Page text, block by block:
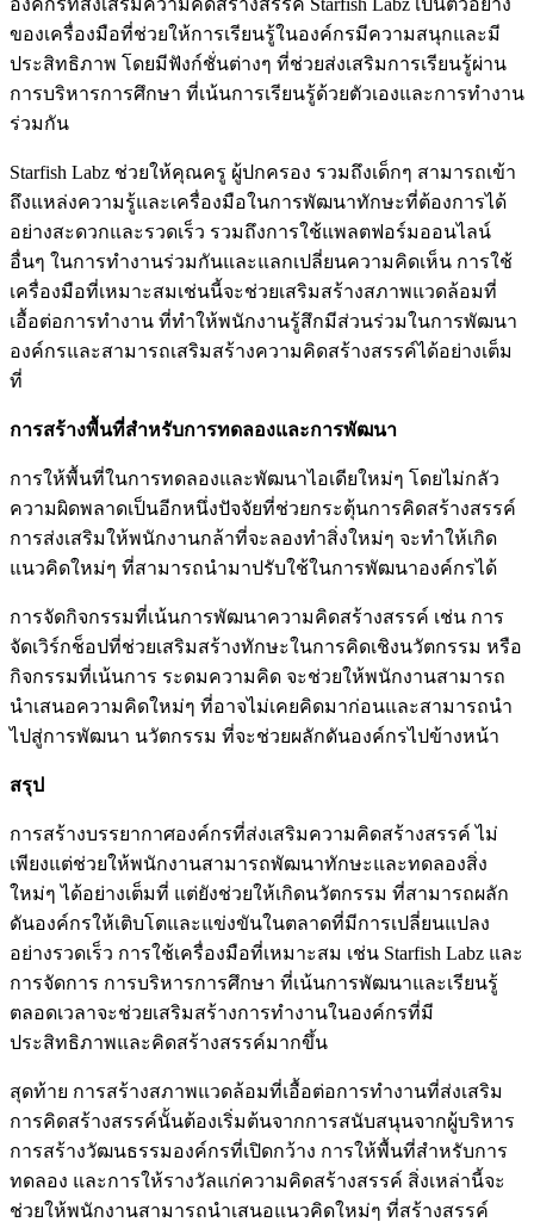
ของเครื่องมือที่ช่วยให้การเรียนรู้ในองค์กรมีความสนุกและมี
ประสิทธิภาพ โดยมีฟังก์ชั่นต่างๆ ที่ช่วยส่งเสริมการเรียนรู้ผ่าน
การบริหารการศึกษา ที่เน้นการเรียนรู้ด้วยตัวเองและการทำงาน
ร่วมกัน
Starfish Labz ช่วยให้คุณครู ผู้ปกครอง รวมถึงเด็กๆ สามารถเข้า
ถึงแหล่งความรู้และเครื่องมือในการพัฒนาทักษะที่ต้องการได้
อย่างสะดวกและรวดเร็ว รวมถึงการใช้แพลตฟอร์มออนไลน์
อื่นๆ ในการทำงานร่วมกันและแลกเปลี่ยนความคิดเห็น การใช้
เครื่องมือที่เหมาะสมเช่นนี้จะช่วยเสริมสร้างสภาพแวดล้อมที่
เอื้อต่อการทำงาน ที่ทำให้พนักงานรู้สึกมีส่วนร่วมในการพัฒนา
องค์กรและสามารถเสริมสร้างความคิดสร้างสรรค์ได้อย่างเต็ม
ที่
การสร้างพื้นที่สำหรับการทดลองและการพัฒนา
การให้พื้นที่ในการทดลองและพัฒนาไอเดียใหม่ๆ โดยไม่กลัว
ความผิดพลาดเป็นอีกหนึ่งปัจจัยที่ช่วยกระตุ้นการคิดสร้างสรรค์
การส่งเสริมให้พนักงานกล้าที่จะลองทำสิ่งใหม่ๆ จะทำให้เกิด
แนวคิดใหม่ๆ ที่สามารถนำมาปรับใช้ในการพัฒนาองค์กรได้
การจัดกิจกรรมที่เน้นการพัฒนาความคิดสร้างสรรค์ เช่น การ
จัดเวิร์กช็อปที่ช่วยเสริมสร้างทักษะในการคิดเชิงนวัตกรรม หรือ
กิจกรรมที่เน้นการ ระดมความคิด จะช่วยให้พนักงานสามารถ
นำเสนอความคิดใหม่ๆ ที่อาจไม่เคยคิดมาก่อนและสามารถนำ
ไปสู่การพัฒนา นวัตกรรม ที่จะช่วยผลักดันองค์กรไปข้างหน้า
สรุป
การสร้างบรรยากาศองค์กรที่ส่งเสริมความคิดสร้างสรรค์ ไม่
เพียงแต่ช่วยให้พนักงานสามารถพัฒนาทักษะและทดลองสิ่ง
ใหม่ๆ ได้อย่างเต็มที่ แต่ยังช่วยให้เกิดนวัตกรรม ที่สามารถผลัก
ดันองค์กรให้เติบโตและแข่งขันในตลาดที่มีการเปลี่ยนแปลง
อย่างรวดเร็ว การใช้เครื่องมือที่เหมาะสม เช่น Starfish Labz และ
การจัดการ การบริหารการศึกษา ที่เน้นการพัฒนาและเรียนรู้
ตลอดเวลาจะช่วยเสริมสร้างการทำงานในองค์กรที่มี
ประสิทธิภาพและคิดสร้างสรรค์มากขึ้น
สุดท้าย การสร้างสภาพแวดล้อมที่เอื้อต่อการทำงานที่ส่งเสริม
การคิดสร้างสรรค์นั้นต้องเริ่มต้นจากการสนับสนุนจากผู้บริหาร
การสร้างวัฒนธรรมองค์กรที่เปิดกว้าง การให้พื้นที่สำหรับการ
ทดลอง และการให้รางวัลแก่ความคิดสร้างสรรค์ สิ่งเหล่านี้จะ
ช่วยให้พนักงานสามารถนำเสนอแนวคิดใหม่ๆ ที่สร้างสรรค์